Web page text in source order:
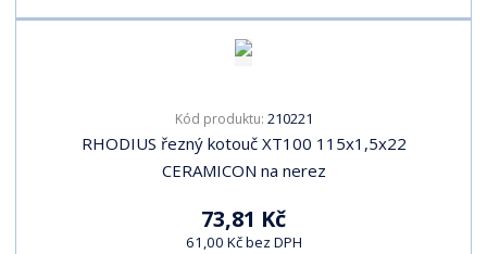
Kód produktu: 210221
RHODIUS řezný kotouč XT100 115x1,5x22
CERAMICON na nerez
73,81 Kč
61,00 Kč bez DPH